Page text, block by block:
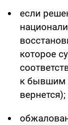
если
которое
к бывшим
вернется);